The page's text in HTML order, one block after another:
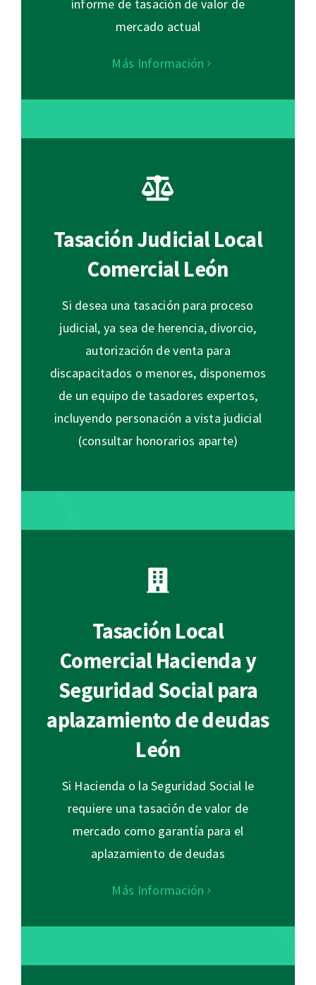
informe de tasación de valor de
mercado actual
Más Información
Tasación Judicial Local
Comercial León
Si desea una tasación para proceso
judicial, ya sea de herencia, divorcio,
autorización de venta para
discapacitados o menores, disponemos
de un equipo de tasadores expertos,
incluyendo personación a vista judicial
(consultar honorarios aparte)
Tasación Local
Comercial Hacienda y
Seguridad Social para
aplazamiento de deudas
León
Si Hacienda o la Seguridad Social le
requiere una tasación de valor de
mercado como garantía para el
aplazamiento de deudas
Más Información